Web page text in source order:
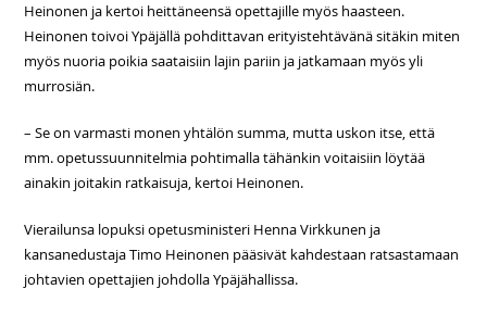
Heinonen ja kertoi heittäneensä opettajille myös haasteen.
Heinonen toivoi Ypäjällä pohdittavan erityistehtävänä sitäkin miten
myös nuoria poikia saataisiin lajin pariin ja jatkamaan myös yli
murrosiän.
– Se on varmasti monen yhtälön summa, mutta uskon itse, että
mm. opetussuunnitelmia pohtimalla tähänkin voitaisiin löytää
ainakin joitakin ratkaisuja, kertoi Heinonen.
Vierailunsa lopuksi opetusministeri Henna Virkkunen ja
kansanedustaja Timo Heinonen pääsivät kahdestaan ratsastamaan
johtavien opettajien johdolla Ypäjähallissa.